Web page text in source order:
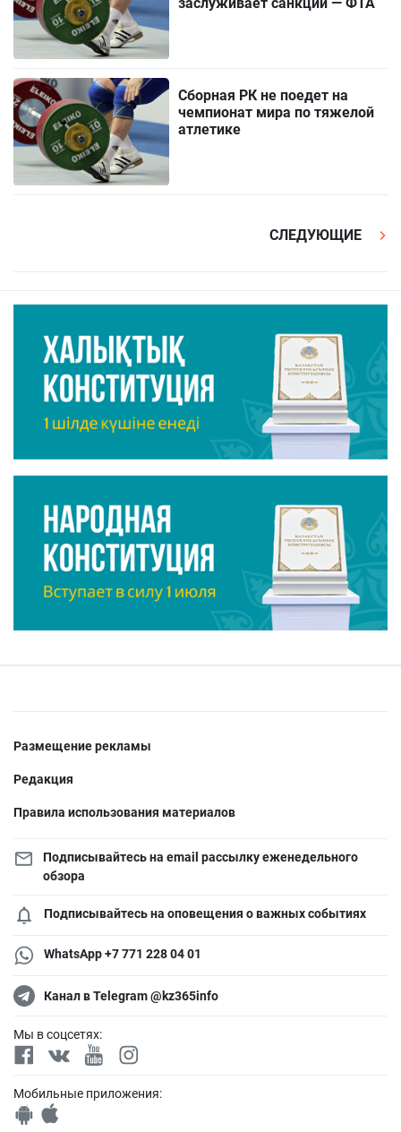
Сборная РК не поедет на
чемпионат мира по тяжелой
атлетике
СЛЕДУЮЩИЕ
Размещение рекламы
Редакция
Правила использования материалов
Подписывайтесь на email рассылку еженедельного
обзора
Подписывайтесь на оповещения о важных событиях
WhatsApp +7 771 228 04 01
Канал в Telegram @kz365info
Мы в соцсетях:
Мобильные приложения: